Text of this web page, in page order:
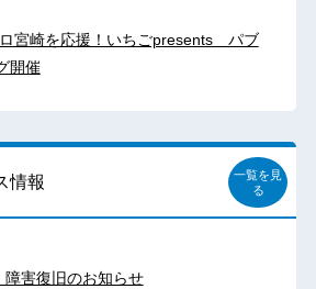
宮崎を応援！いちごpresents パブ
開催
情報
一覧を見
る
害復旧のお知らせ